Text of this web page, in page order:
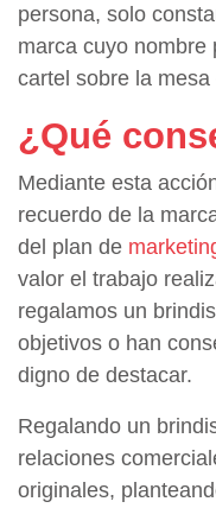
persona, solo
marca cuyo nombre
cartel sobre la
¿Qué
Mediante esta
recuerdo de la
del plan de
valor el trabajo
regalamos un
objetivos o han
digno de destacar.
Regalando un
relaciones
originales,